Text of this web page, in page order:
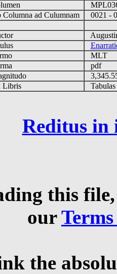
ad Culumnam
0021 -
MLT
pdf
Reditus in
this
our
the